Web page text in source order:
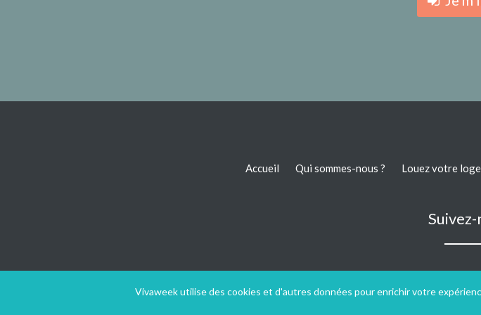
Vivaweek utilise des cookies et d'autres données pour enrichir votre
Accueil Qui sommes-nous ? Louez votre
Suivez-